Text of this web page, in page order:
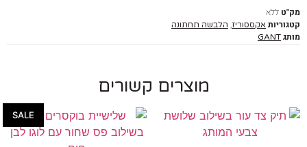
ללא
אקססוריז,הלבשה תחתונה
GANT
מוצרים קשורים
SALE